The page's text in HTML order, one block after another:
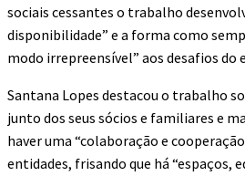
sociais cessantes o trabalho
disponibilidade” e a forma como
modo irrepreensível” aos desafios do
Santana Lopes destacou o trabalho
junto dos seus sócios e familiares e
haver uma “colaboração e
entidades, frisando que há “espaços,